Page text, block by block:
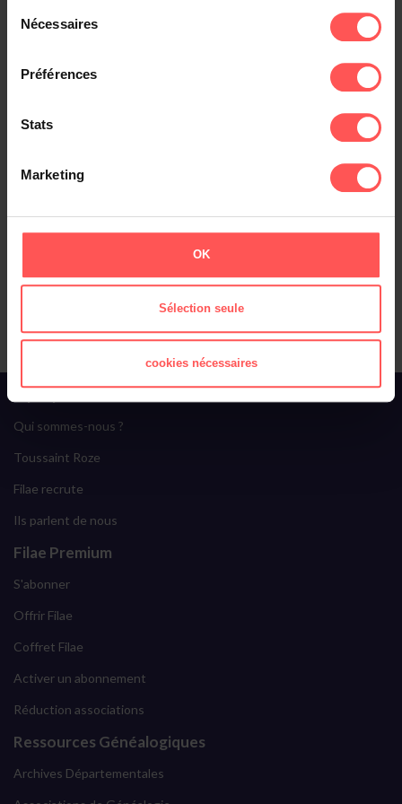
Nécessaires
Préférences
Stats
Marketing
OK
Sélection seule
cookies nécessaires
Ancien Régime
Chevaliers de l'ordre de Saint-Louis
Officiers et sous-officiers français (1788)
À propos de Filae
Qui sommes-nous ?
Toussaint Roze
Filae recrute
Ils parlent de nous
Filae Premium
S'abonner
Offrir Filae
Coffret Filae
Activer un abonnement
Réduction associations
Ressources Généalogiques
Archives Départementales